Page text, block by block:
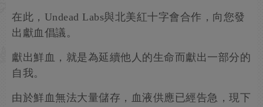
在此，Undead Labs與北美紅十字會合作，向您發
出獻血倡議。
獻出鮮血，就是為延續他人的生命而獻出一部分的
自我。
由於鮮血無法大量儲存，血液供應已經告急，現下